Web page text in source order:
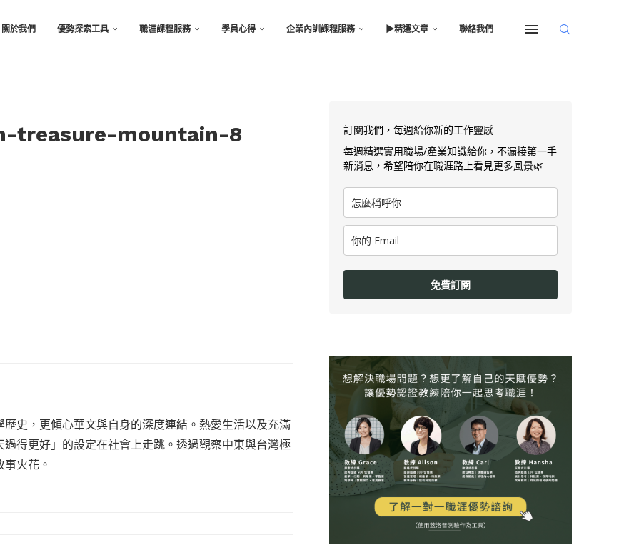
關於我們 優勢探索工具 職涯課程服務 學員心得 企業內訓課程服務 ▶︎精選文章 聯絡我們
mountain-8
史，更傾心華文與自身的深度連結。熱愛生活以及充滿
得更好」的設定在社會上走跳。透過觀察中東與台灣極
火花。
訂閱我們，每週給你新的工作靈感
每週精選實用職場/產業知識給你，不漏接第一手
新消息，希望陪你在職涯路上看見更多風景🌿
免費訂閱